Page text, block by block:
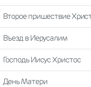
Второе пришествие
Въезд в Иерусалим
Господь Иисус Христос
День Матери